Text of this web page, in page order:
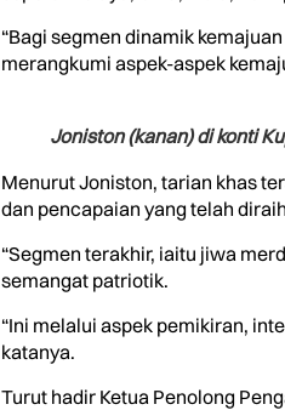
“Bagi segmen dinamik
merangkumi aspek-aspek
Joniston (kanan) di konti
Menurut Joniston, tarian khas
dan pencapaian yang telah
“Segmen terakhir, iaitu jiwa
semangat patriotik.
“Ini melalui aspek pemikiran,
katanya.
Turut hadir Ketua Penolong